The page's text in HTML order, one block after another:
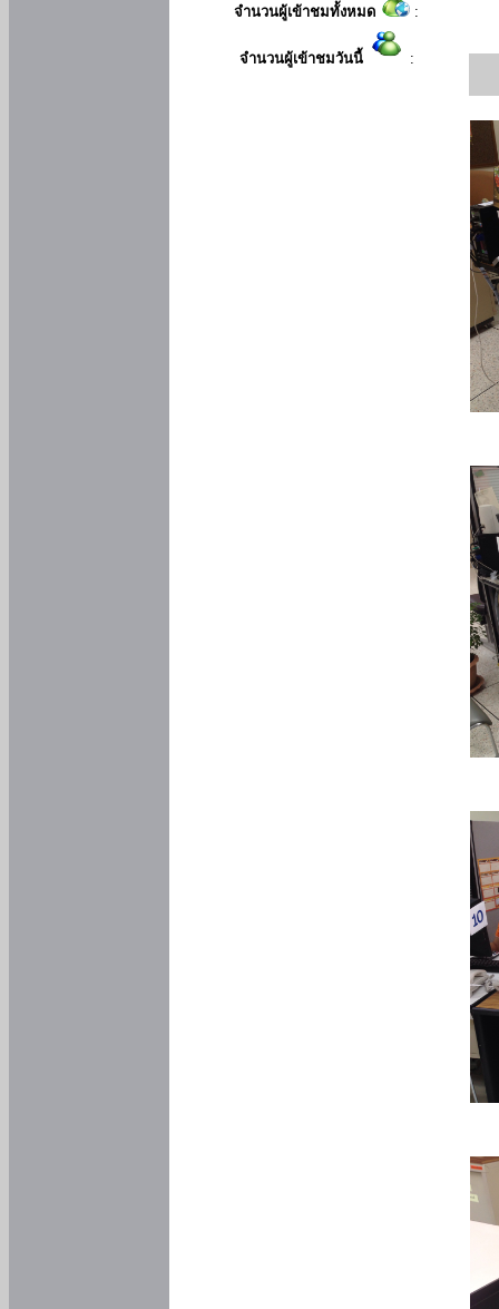
จำนวนผู้เข้าชมทั้งหมด :
จำนวนผู้เข้าชมวันนี้ :